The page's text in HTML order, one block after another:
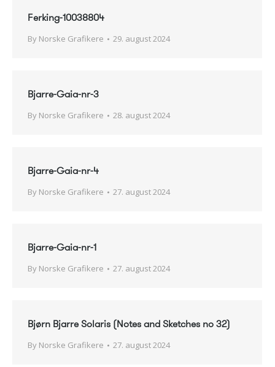
Ferking-10038804
By Norske Grafikere 29. august 2024
Bjarre-Gaia-nr-3
By Norske Grafikere 28. august 2024
Bjarre-Gaia-nr-4
By Norske Grafikere 27. august 2024
Bjarre-Gaia-nr-1
By Norske Grafikere 27. august 2024
Bjørn Bjarre Solaris (Notes and Sketches no 32)
By Norske Grafikere 27. august 2024